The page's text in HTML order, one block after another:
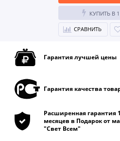
КУПИТЬ В
СРАВНИТЬ
Гарантия лучшей цены
Гарантия качества
Расширенная гарантия
месяцев в Подарок от
"Свет Всем"